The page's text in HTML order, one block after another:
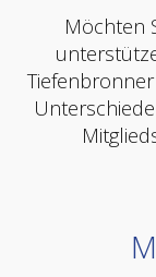
Möchten